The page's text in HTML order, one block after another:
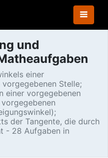
und
einer
Stelle;
einer vorgegebenen
der Tangente, die durch
- 28 Aufgaben in